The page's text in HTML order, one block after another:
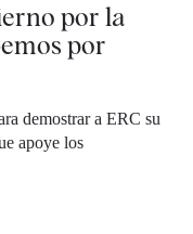
por la
por
demostrar a ERC su
apoye los